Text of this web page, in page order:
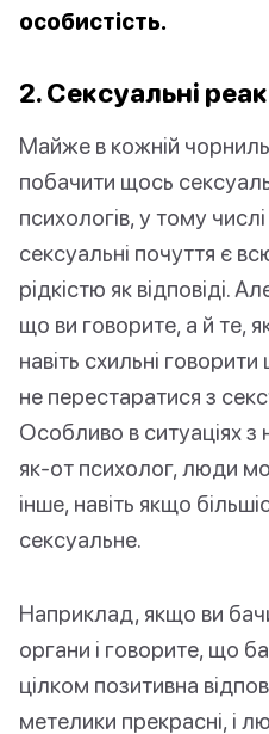
особистість.
2. Сексуальні
Майже в кожній
побачити щось
психологів, у тому
сексуальні почуття є
рідкістю як відповіді.
що ви говорите, а й те,
навіть схильні
не перестаратися з
Особливо в ситуаціях
як-от психолог, люди
інше, навіть якщо
сексуальне.
Наприклад, якщо ви
органи і говорите, що
цілком позитивна
метелики прекрасні, і